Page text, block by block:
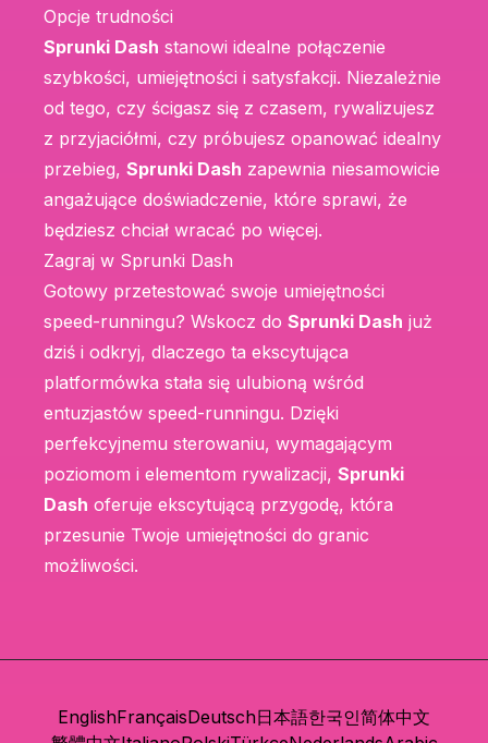
Opcje trudności
Sprunki Dash stanowi idealne połączenie
szybkości, umiejętności i satysfakcji. Niezależnie
od tego, czy ścigasz się z czasem, rywalizujesz
z przyjaciółmi, czy próbujesz opanować idealny
przebieg, Sprunki Dash zapewnia niesamowicie
angażujące doświadczenie, które sprawi, że
będziesz chciał wracać po więcej.
Zagraj w Sprunki Dash
Gotowy przetestować swoje umiejętności
speed-runningu? Wskocz do Sprunki Dash już
dziś i odkryj, dlaczego ta ekscytująca
platformówka stała się ulubioną wśród
entuzjastów speed-runningu. Dzięki
perfekcyjnemu sterowaniu, wymagającym
poziomom i elementom rywalizacji, Sprunki
Dash oferuje ekscytującą przygodę, która
przesunie Twoje umiejętności do granic
możliwości.
EnglishFrançaisDeutsch日本語한국인简体中文